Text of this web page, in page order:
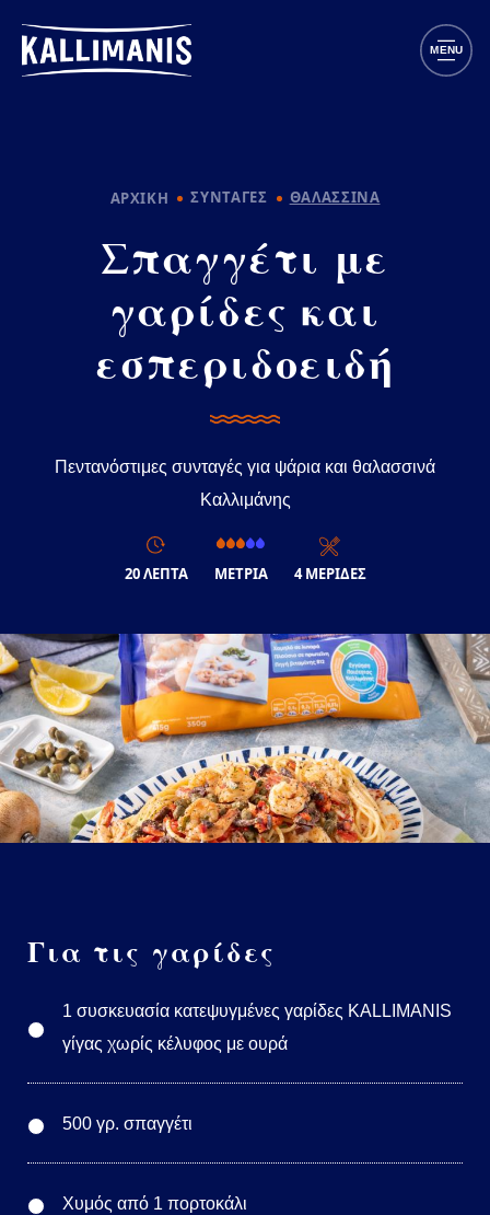
MENU
ΑΡΧΙΚΗ ΣΥΝΤΑΓΕΣ ΘΑΛΑΣΣΙΝΑ
Σπαγγέτι με
γαρίδες και
εσπεριδοειδή
Πεντανόστιμες συνταγές για ψάρια και θαλασσινά
Καλλιμάνης
20 ΛΕΠΤΑ ΜΕΤΡΙΑ 4 ΜΕΡΙΔΕΣ
Για τις γαρίδες
1 συσκευασία κατεψυγμένες γαρίδες KALLIMANIS
γίγας χωρίς κέλυφος με ουρά
500 γρ. σπαγγέτι
Χυμός από 1 πορτοκάλι